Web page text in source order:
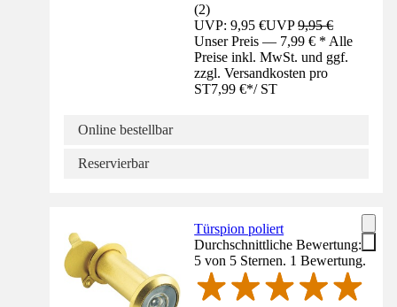
(2)
UVP: 9,95 €UVP9,95 €
Unser Preis — 7,99 € * Alle
Preise inkl. MwSt. und ggf.
zzgl. Versandkosten pro
ST7,99 €*/ ST
Online bestellbar
Reservierbar
Türspion poliert
Durchschnittliche Bewertung:
5 von 5 Sternen. 1 Bewertung.